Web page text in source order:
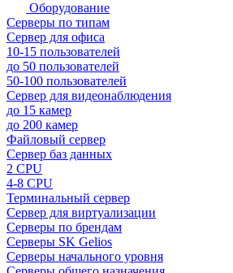
Оборудование
Серверы по типам
Сервер для офиса
10-15 пользователей
до 50 пользователей
50-100 пользователей
Сервер для видеонаблюдения
до 15 камер
до 200 камер
Файловый сервер
Сервер баз данных
2 CPU
4-8 CPU
Терминальный сервер
Сервер для виртуализации
Серверы по брендам
Серверы SK Gelios
Серверы начального уровня